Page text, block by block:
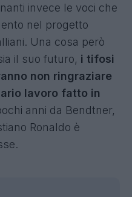
invece le voci che
nel progetto
Una cosa però
il suo futuro, i tifosi
non ringraziare
lavoro fatto in
anni da Bendtner,
Ronaldo è